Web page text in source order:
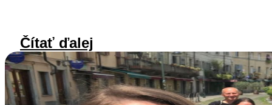
Čítať ďalej